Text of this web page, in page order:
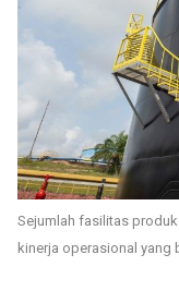
Sejumlah fasilitas
kinerja operasional yang